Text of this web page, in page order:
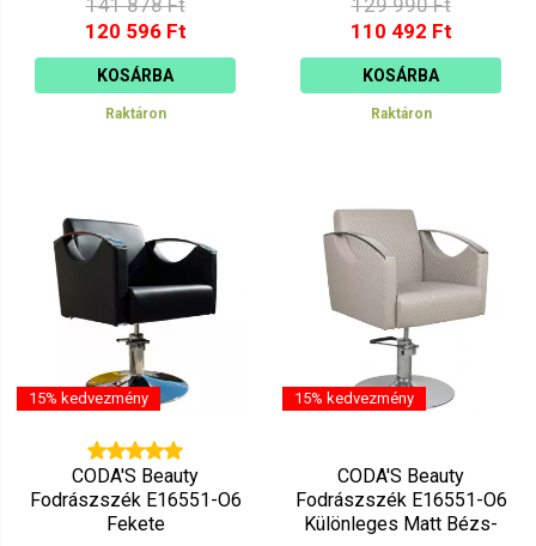
141 878 Ft
120 596 Ft
KOSÁRBA
Raktáron
129 990 Ft
110 492 Ft
KOSÁRBA
Raktáron
15% kedvezmény
CODA'S Beauty
Fodrászszék E16551-O6
Fekete
15% kedvezmény
CODA'S Beauty
Fodrászszék E16551-O6
Különleges Matt Bézs-